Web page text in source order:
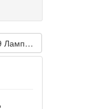
Vision [картон]
Лампа H7 12V 55W